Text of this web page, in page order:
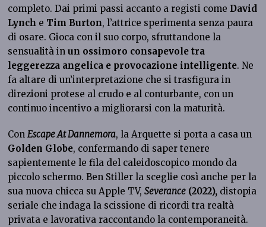
completo. Dai primi passi accanto a registi come David
Lynch e Tim Burton, l’attrice sperimenta senza paura
di osare. Gioca con il suo corpo, sfruttandone la
sensualità inun ossimoro consapevole tra
leggerezza angelica e provocazione intelligente. Ne
fa altare di un’interpretazione che si trasfigura in
direzioni protese al crudo e al conturbante, con un
continuo incentivo a migliorarsi con la maturità.
ConEscape At Dannemora, la Arquette si porta a casa un
Golden Globe, confermando di saper tenere
sapientemente le fila del caleidoscopico mondo da
piccolo schermo. Ben Stiller la sceglie così anche per la
sua nuova chicca su Apple TV,Severance (2022), distopia
seriale che indaga la scissione di ricordi tra realtà
privata e lavorativa raccontando la contemporaneità.